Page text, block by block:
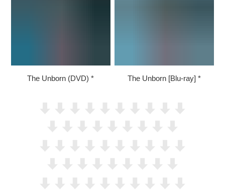
The Unborn (DVD) The Unborn [Blu-ray]